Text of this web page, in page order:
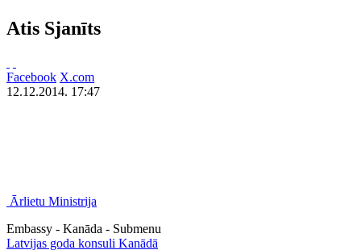
Atis Sjanīts
Facebook X.com
12.12.2014. 17:47
Ārlietu Ministrija
Embassy - Kanāda - Submenu
Latvijas goda konsuli Kanādā